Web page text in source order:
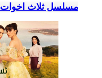
مسلسل ثلاث اخوات 2 الحلقة 30 الثلاثون مدبلج